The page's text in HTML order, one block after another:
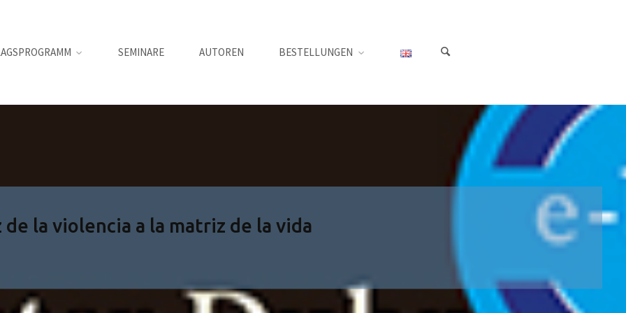
SEMINARE AUTOREN BESTELLUNGEN
la violencia a la matriz de la vida